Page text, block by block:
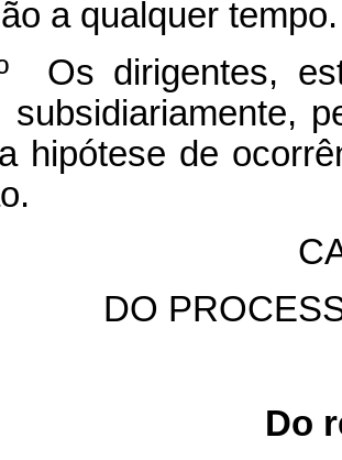
a qualquer tempo.
Os dirigentes,
subsidiariamente,
hipótese de ocorrê
o.
DO
Do